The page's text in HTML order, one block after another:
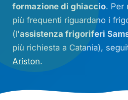
formazione di ghiaccio. Per
più frequenti riguardano i
(l'assistenza frigoriferi
più richiesta a Catania),
Ariston.